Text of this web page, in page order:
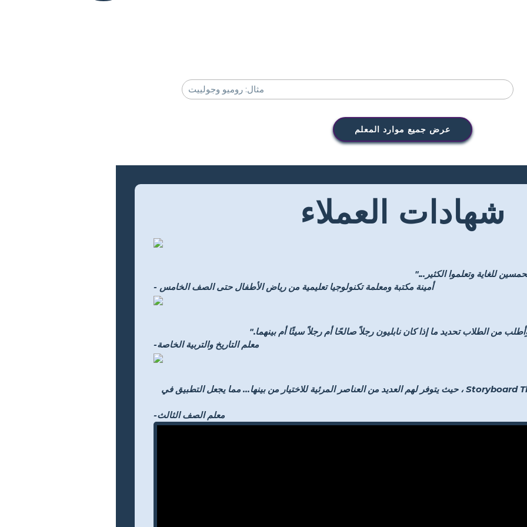
عرض جميع موارد المعلم
شهادات العملاء
للغاية وتعلموا الكثير..."
- أمينة مكتبة ومعلمة تكنولوجيا تعليمية من رياض الأطفال حتى الصف الخامس
من الطلاب تحديد ما إذا كان نابليون رجلاً صالحًا أم رجلاً سيئًا أم بينهما."
-معلم التاريخ والتربية الخاصة
"يُتاح للطلاب الإبداع باستخدام Storyboard That ، حيث يتوفر لهم العديد من العناصر المرئية للاختيار من بينها... مما يجعل التطبيق في
-معلم الصف الثالث